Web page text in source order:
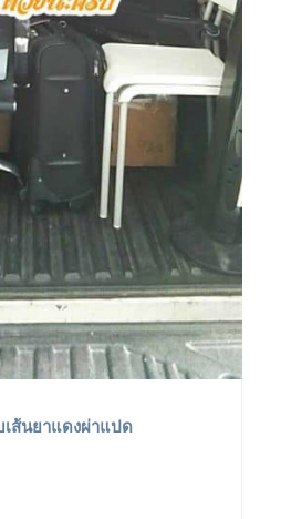
ส้นยาแดงผ่าแปด